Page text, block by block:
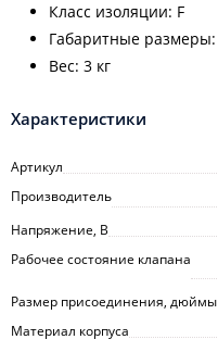
Класс изоляции: F
Габаритные
Вес: 3 кг
Характеристики
Артикул
Производитель
Напряжение, В
Рабочее состояние клапана
Размер присоединения,
Материал корпуса